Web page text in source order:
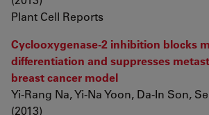
Plant Cell Reports
Cyclooxygenase-2 inhibition blocks
differentiation and suppresses
breast cancer model
Yi-Rang Na, Yi-Na Yoon, Da-In Son,
(2013)